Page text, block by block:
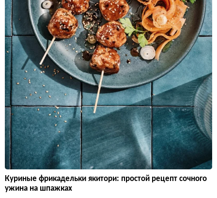
Куриные фрикадельки якитори: простой рецепт сочного
ужина на шпажках